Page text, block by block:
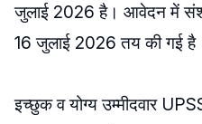
जुलाई 2026 है। आवेदन में
16 जुलाई 2026 तय की गई
​इच्छुक व योग्य उम्मीदवार